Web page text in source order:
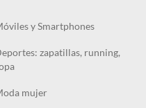
y Smartphones
zapatillas, running,
mujer